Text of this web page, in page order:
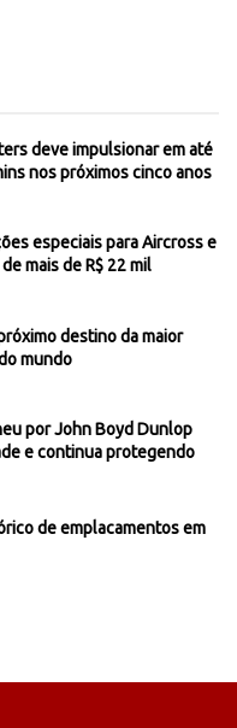
deve impulsionar em até
nos próximos cinco anos
especiais para Aircross e
mais de R$ 22 mil
destino da maior
mundo
por John Boyd Dunlop
e continua protegendo
de emplacamentos em